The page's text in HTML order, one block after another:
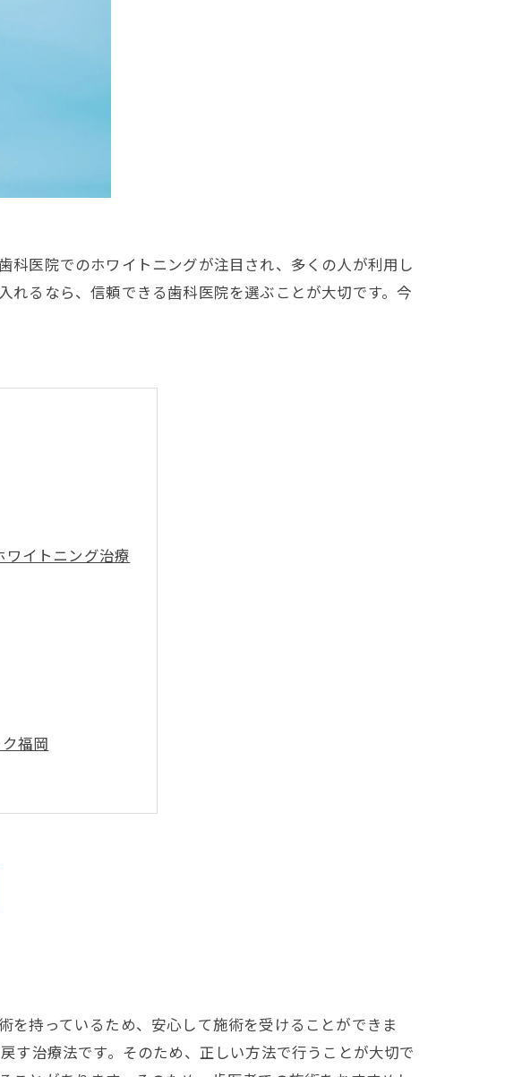
医院でのホワイトニングが注目され、多くの人が利用し
るなら、信頼できる歯科医院を選ぶことが大切です。今
イトニング治療
福岡
持っているため、安心して施術を受けることができま
す治療法です。そのため、正しい方法で行うことが大切で